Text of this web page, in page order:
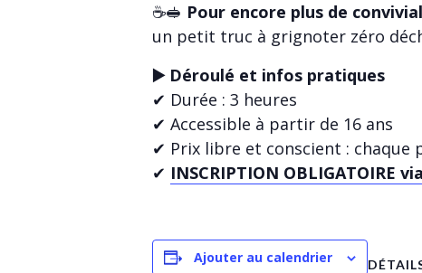
☕🥪 Pour encore plus de
un petit truc à grignoter zéro
▶️ Déroulé et infos pratiques
✔ Durée : 3 heures
✔ Accessible à partir de 16 ans
✔ Prix libre et conscient : chaque
✔ INSCRIPTION OBLIGATOIRE
Ajouter au calendrier